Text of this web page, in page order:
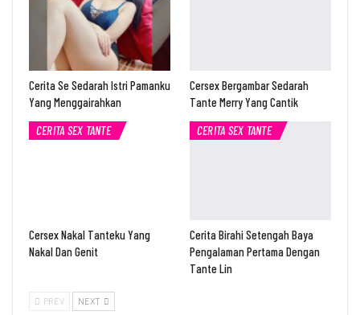
Cerita Se Sedarah Istri Pamanku
Yang Menggairahkan
Cersex Bergambar Sedarah
Tante Merry Yang Cantik
CERITA SEX TANTE
Cersex Nakal Tanteku Yang
Nakal Dan Genit
CERITA SEX TANTE
Cerita Birahi Setengah Baya
Pengalaman Pertama Dengan
Tante Lin
PREV NEXT